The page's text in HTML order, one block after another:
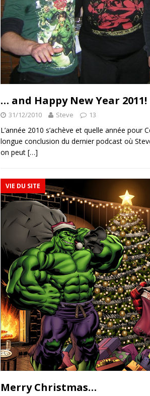
… and Happy New Year 2011!
31/12/2010 Steve 13
L’année 2010 s’achève et quelle année
longue conclusion du dernier podcast où
on peut […]
VIE DU SITE
Merry Christmas…